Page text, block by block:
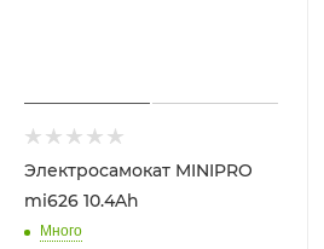
Электросамокат MINIPRO
mi626 10.4Ah
Много